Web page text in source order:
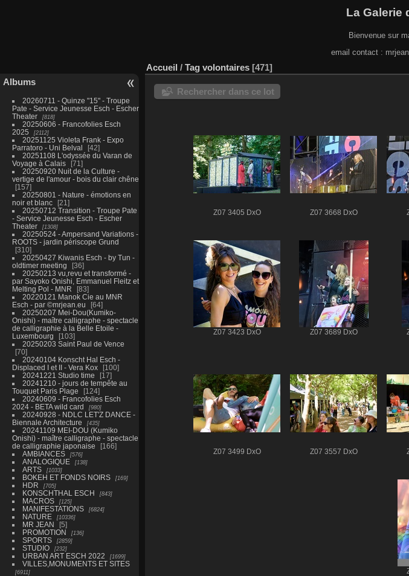
La Galerie
Bienvenue sur
email contact :
Albums
20260711 - Quinze "15" - Troupe
Pate - Service Jeunesse Esch - Escher
Theater
818
20250606 - Francofolies Esch
2025
2112
20251125 Violeta Frank - Expo
Parratoro - Uni Belval
42
20251108 L'odyssée du Varan de
Voyage à Calais
71
20250920 Nuit de la Culture -
vertige de l'amour - bois du clair chêne
157
20250801 - Nature - émotions en
noir et blanc
21
20250712 Transition - Troupe Pate
- Service Jeunesse Esch - Escher
Theater
1308
20250524 - Ampersand Variations -
ROOTS - jardin périscope Grund
310
20250427 Kiwanis Esch - by Tun -
oldtimer meeting
36
20250213 vu,revu et transformé -
par Sayoko Onishi, Emmanuel Fleitz et
Melting Pol - MNR
83
20220121 Manok Cie au MNR
Esch - par ©mrjean.eu
64
20250207 Mei-Dou(Kumiko-
Onishi) - maître calligraphe - spectacle
de calligraphie à la Belle Etoile -
Luxembourg
103
20250203 Saint Paul de Vence
70
20240104 Konscht Hal Esch -
Displaced I et II - Vera Kox
100
20241221 Studio time
17
20241210 - jours de tempête au
Touquet Paris Plage
124
20240609 - Francofolies Esch
2024 - BETA wild card
980
20240928 - NDLC LET'Z DANCE -
Biennale Architecture
435
20241109 MEI-DOU (Kumiko
Onishi) - maître calligraphe - spectacle
de calligraphie japonaise
166
AMBIANCES
576
ANALOGIQUE 138
ARTS 1033
BOKEH ET FONDS NOIRS 169
HDR 705
KONSCHTHAL ESCH 843
MACROS 125
MANIFESTATIONS 6824
NATURE 10336
MR JEAN
5
PROMOTION
136
SPORTS 2859
STUDIO 232
URBAN ART ESCH 2022 1699
VILLES,MONUMENTS ET SITES
6911
Accueil / Tag volontaires 471
Rechercher dans ce lot
Z07 3405 DxO Z07 3668 DxO
Z07 3423 DxO Z07 3689 DxO
Z07 3499 DxO Z07 3557 DxO